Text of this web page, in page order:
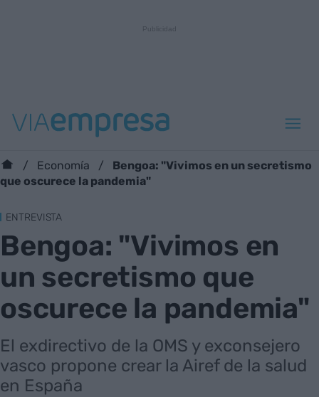
Economía
Bengoa: "Vivimos en un secretismo
que oscurece la pandemia"
ENTREVISTA
Bengoa: "Vivimos en
un secretismo que
oscurece la pandemia"
El exdirectivo de la OMS y exconsejero
vasco propone crear la Airef de la salud
en España